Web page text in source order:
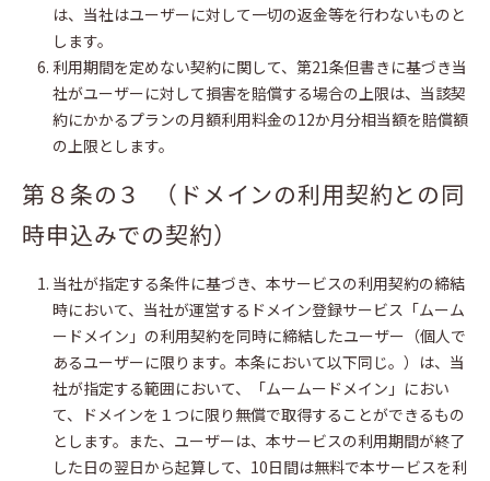
は、当社はユーザーに対して一切の返金等を行わないものと
します。
利用期間を定めない契約に関して、第21条但書きに基づき当
社がユーザーに対して損害を賠償する場合の上限は、当該契
約にかかるプランの月額利用料金の12か月分相当額を賠償額
の上限とします。
第８条の３ （ドメインの利用契約との同
時申込みでの契約）
当社が指定する条件に基づき、本サービスの利用契約の締結
時において、当社が運営するドメイン登録サービス「ムーム
ードメイン」の利用契約を同時に締結したユーザー（個人で
あるユーザーに限ります。本条において以下同じ。）は、当
社が指定する範囲において、「ムームードメイン」におい
て、ドメインを１つに限り無償で取得することができるもの
とします。また、ユーザーは、本サービスの利用期間が終了
した日の翌日から起算して、10日間は無料で本サービスを利